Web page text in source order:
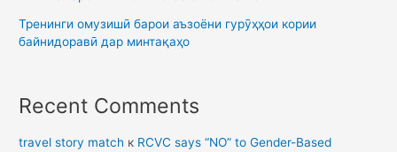
Тренинги омузишӣ барои аъзоёни гурӯҳҳои кории
байнидоравӣ дар минтақаҳо
Recent Comments
travel story match к RCVC says “NO” to Gender-Based